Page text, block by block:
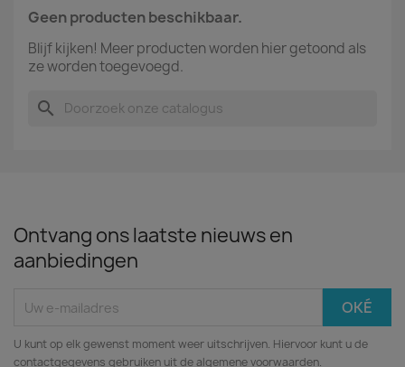
Geen producten beschikbaar.
Blijf kijken! Meer producten worden hier getoond als
ze worden toegevoegd.
search
Ontvang ons laatste nieuws en
aanbiedingen
U kunt op elk gewenst moment weer uitschrijven. Hiervoor kunt u de
contactgegevens gebruiken uit de algemene voorwaarden.